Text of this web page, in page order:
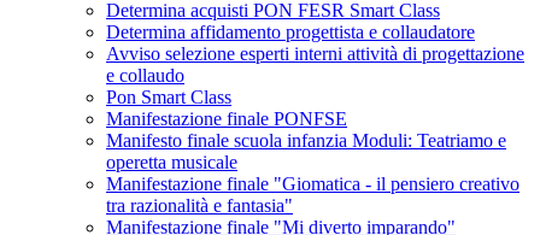
Determina acquisti PON FESR Smart Class
Determina affidamento progettista e collaudatore
Avviso selezione esperti interni attività di progettazione
e collaudo
Pon Smart Class
Manifestazione finale PONFSE
Manifesto finale scuola infanzia Moduli: Teatriamo e
operetta musicale
Manifestazione finale "Giomatica - il pensiero creativo
tra razionalità e fantasia"
Manifestazione finale "Mi diverto imparando"